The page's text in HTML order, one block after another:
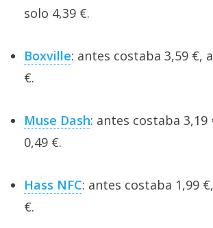
solo 4,39 €.
Boxville: antes costaba 3,59 €,
€.
Muse Dash: antes costaba 3,19
0,49 €.
Hass NFC: antes costaba 1,99
€.